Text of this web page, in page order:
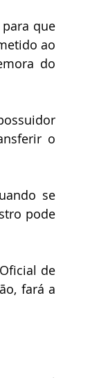
ao
do
o
pode
fará a